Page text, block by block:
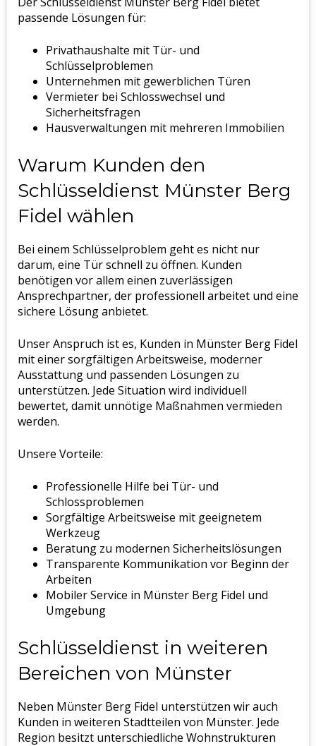
passende Lösungen für:
Privathaushalte mit Tür- und
Schlüsselproblemen
Unternehmen mit gewerblichen Türen
Vermieter bei Schlosswechsel und
Sicherheitsfragen
Hausverwaltungen mit mehreren Immobilien
Warum Kunden den
Schlüsseldienst Münster Berg
Fidel wählen
Bei einem Schlüsselproblem geht es nicht nur
darum, eine Tür schnell zu öffnen. Kunden
benötigen vor allem einen zuverlässigen
Ansprechpartner, der professionell arbeitet und eine
sichere Lösung anbietet.
Unser Anspruch ist es, Kunden in Münster Berg Fidel
mit einer sorgfältigen Arbeitsweise, moderner
Ausstattung und passenden Lösungen zu
unterstützen. Jede Situation wird individuell
bewertet, damit unnötige Maßnahmen vermieden
werden.
Unsere Vorteile:
Professionelle Hilfe bei Tür- und
Schlossproblemen
Sorgfältige Arbeitsweise mit geeignetem
Werkzeug
Beratung zu modernen Sicherheitslösungen
Transparente Kommunikation vor Beginn der
Arbeiten
Mobiler Service in Münster Berg Fidel und
Umgebung
Schlüsseldienst in weiteren
Bereichen von Münster
Neben Münster Berg Fidel unterstützen wir auch
Kunden in weiteren Stadtteilen von Münster. Jede
Region besitzt unterschiedliche Wohnstrukturen